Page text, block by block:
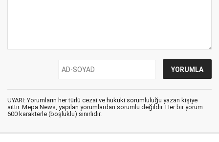
UYARI: Yorumların her türlü cezai ve hukuki sorumluluğu yazan kişiye
aittir. Mepa News, yapılan yorumlardan sorumlu değildir. Her bir yorum
600 karakterle (boşluklu) sınırlıdır.